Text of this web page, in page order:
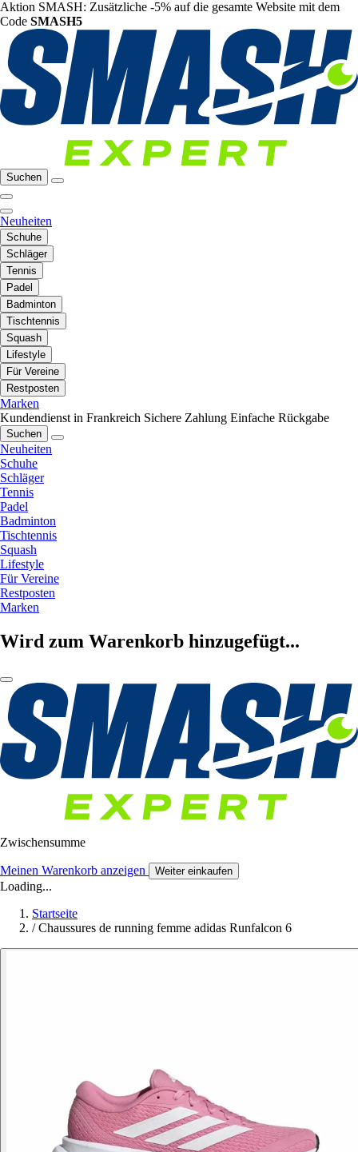
Aktion SMASH: Zusätzliche -5% auf die gesamte Website mit dem
Code SMASH5
Suchen
Neuheiten
Schuhe
Schläger
Tennis
Padel
Badminton
Tischtennis
Squash
Lifestyle
Für Vereine
Restposten
Marken
Kundendienst in Frankreich Sichere Zahlung Einfache Rückgabe
Suchen
Neuheiten
Schuhe
Schläger
Tennis
Padel
Badminton
Tischtennis
Squash
Lifestyle
Für Vereine
Restposten
Marken
Wird zum Warenkorb hinzugefügt...
Zwischensumme
Meinen Warenkorb anzeigen Weiter einkaufen
Loading...
Startseite
/ Chaussures de running femme adidas Runfalcon 6